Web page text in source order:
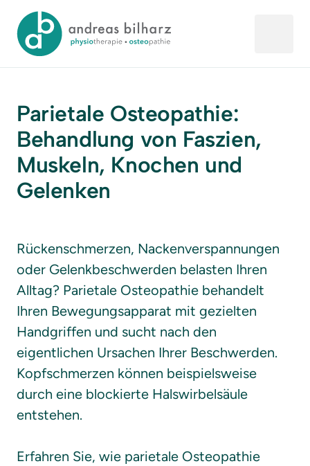
Parietale Osteopathie:
Behandlung von Faszien,
Muskeln, Knochen und
Gelenken
Rückenschmerzen, Nackenverspannungen
oder Gelenkbeschwerden belasten Ihren
Alltag? Parietale Osteopathie behandelt
Ihren Bewegungsapparat mit gezielten
Handgriffen und sucht nach den
eigentlichen Ursachen Ihrer Beschwerden.
Kopfschmerzen können beispielsweise
durch eine blockierte Halswirbelsäule
entstehen.
Erfahren Sie, wie parietale Osteopathie